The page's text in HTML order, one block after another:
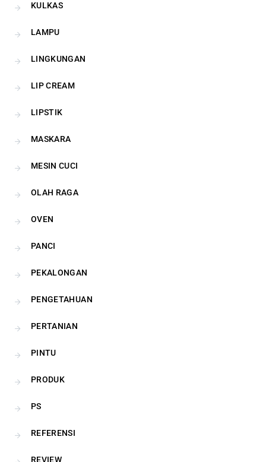
KULKAS
LAMPU
LINGKUNGAN
LIP CREAM
LIPSTIK
MASKARA
MESIN CUCI
OLAH RAGA
OVEN
PANCI
PEKALONGAN
PENGETAHUAN
PERTANIAN
PINTU
PRODUK
PS
REFERENSI
REVIEW